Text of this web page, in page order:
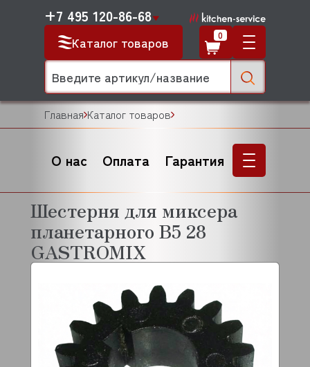
Каталог товаров
+7 495 120-86-68
0
Главная Каталог товаров
О нас Оплата Гарантия
Шестерня для миксера
планетарного B5 28
GASTROMIX